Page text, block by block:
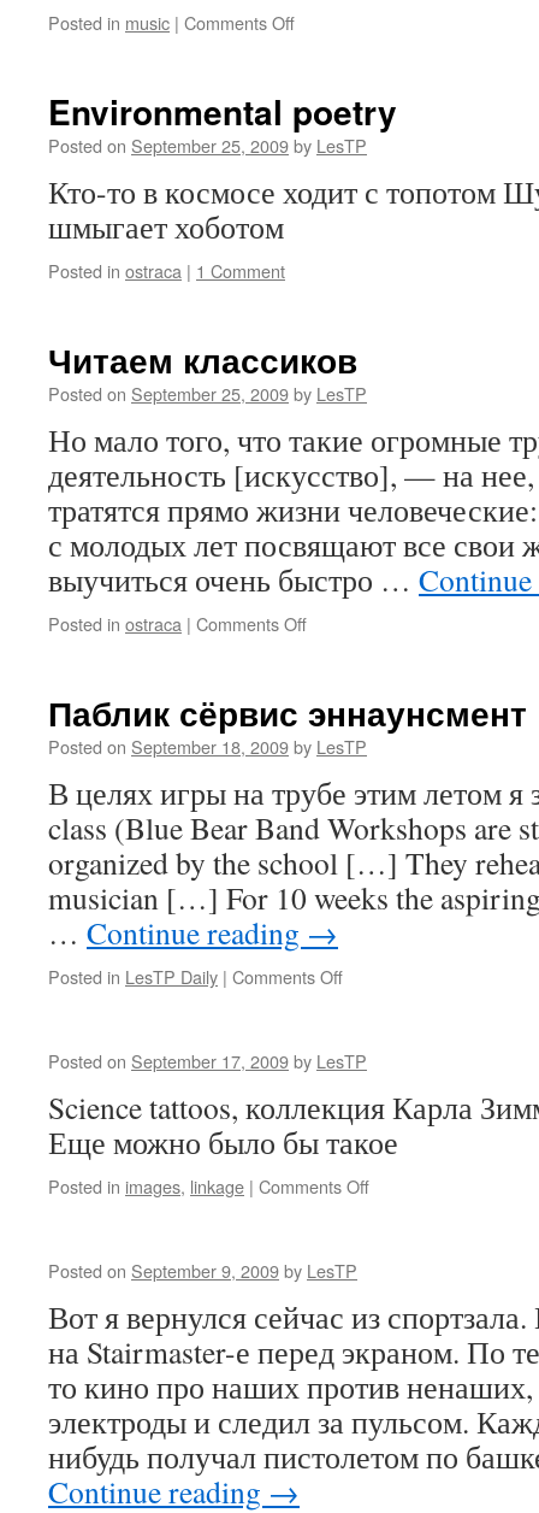
Posted in music | Comments Offon
Cafe
Du
SF
9/22/09
Environmental poetry
Posted on September 25, 2009by LesTP
Кто-то в космосе ходит с топотом
шмыгает хоботом
Posted in ostraca | 1 Comment
Читаем классиков
Posted on September 25, 2009by LesTP
Но мало того, что такие огромные
деятельность [искусство], — на
тратятся прямо жизни
с молодых лет посвящают все свои
выучиться очень быстро …
Posted in ostraca | Comments Offon
Паблик сёрвис эннаунсмент
Posted on September 18, 2009by LesTP
В целях игры на трубе этим летом я
class (Blue Bear Band Workshops are
organized by the school […] They
musician […] For 10 weeks the
… Continue reading →
Posted in LesTP Daily | Comments Offon
Posted on September 17, 2009by LesTP
Science tattoos, коллекция Карла
Еще можно было бы такое
Posted in images, linkage | Comments Offon
Posted on September 9, 2009by LesTP
Вот я вернулся сейчас из
на Stairmaster-е перед экраном. По
то кино про наших против ненаших,
электроды и следил за пульсом.
нибудь получал пистолетом по
Continue reading →